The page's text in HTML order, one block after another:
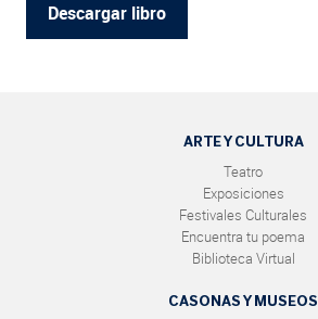
Descargar libro
ARTE Y CULTURA
Teatro
Exposiciones
Festivales Culturales
Encuentra tu poema
Biblioteca Virtual
CASONAS Y MUSEOS